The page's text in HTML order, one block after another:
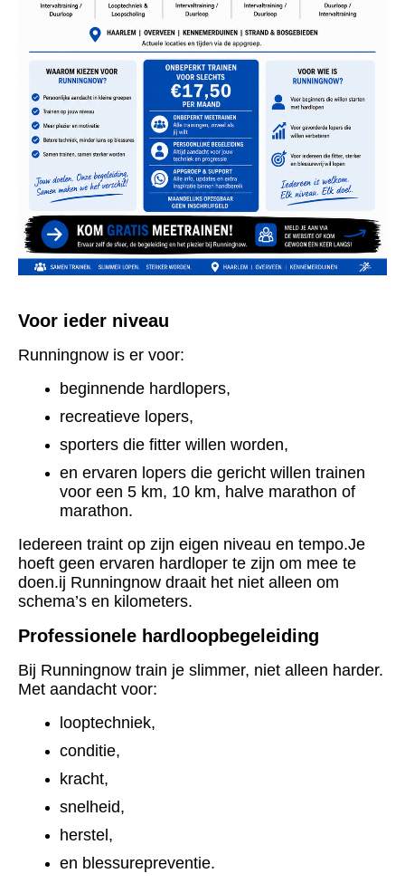
Voor ieder niveau
Runningnow is er voor:
beginnende hardlopers,
recreatieve lopers,
sporters die fitter willen worden,
en ervaren lopers die gericht willen trainen
voor een 5 km, 10 km, halve marathon of
marathon.
Iedereen traint op zijn eigen niveau en tempo.Je
hoeft geen ervaren hardloper te zijn om mee te
doen.ij Runningnow draait het niet alleen om
schema’s en kilometers.
Professionele hardloopbegeleiding
Bij Runningnow train je slimmer, niet alleen harder.
Met aandacht voor:
looptechniek,
conditie,
kracht,
snelheid,
herstel,
en blessurepreventie.